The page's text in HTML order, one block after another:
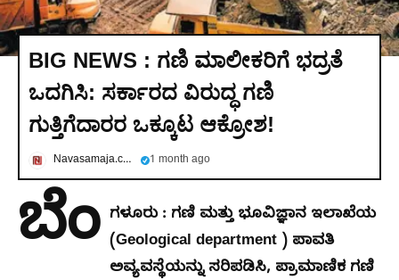
BIG NEWS : ಗಣಿ ಮಾಲೀಕರಿಗೆ ಭದ್ರತೆ
ಒದಗಿಸಿ: ಸರ್ಕಾರದ ವಿರುದ್ಧ ಗಣಿ
ಗುತ್ತಿಗೆದಾರರ ಒಕ್ಕೂಟ ಆಕ್ರೋಶ!
Navasamaja.com 1 month ago
ಬೆಂ ಗಳೂರು : ಗಣಿ ಮತ್ತು ಭೂವಿಜ್ಞಾನ ಇಲಾಖೆಯ
(Geological department ) ಪಾವತಿ
ಅವ್ಯವಸ್ಥೆಯನ್ನು ಸರಿಪಡಿಸಿ, ಪ್ರಾಮಾಣಿಕ ಗಣಿ